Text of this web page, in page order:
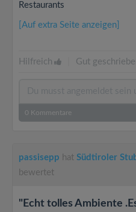
Restaurants
[Auf extra Seite anzeigen]
Hilfreich Gut
0 Kommentare
passisepp hat Südtiroler
bewertet
"Echt tolles Ambiente